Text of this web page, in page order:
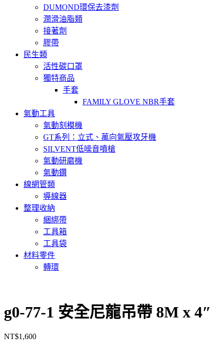
DUMOND環保去漆劑
潤滑油脂類
接著劑
膠帶
民生類
活性碳口罩
獨特商品
手套
FAMILY GLOVE NBR手套
氣動工具
氣動刻模機
GT系列：立式、萬向氣壓攻牙機
SILVENT低噪音噴槍
氣動研磨機
氣動鑽
線網管類
導線器
整理收納
綑綁帶
工具箱
工具袋
材料零件
轉環
g0-77-1 安全尼龍吊帶 8M x 4″
NT$1,600